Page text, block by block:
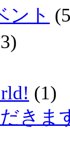
ント
(1)
きま